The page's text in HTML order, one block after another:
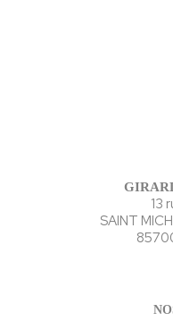
13
SAINT